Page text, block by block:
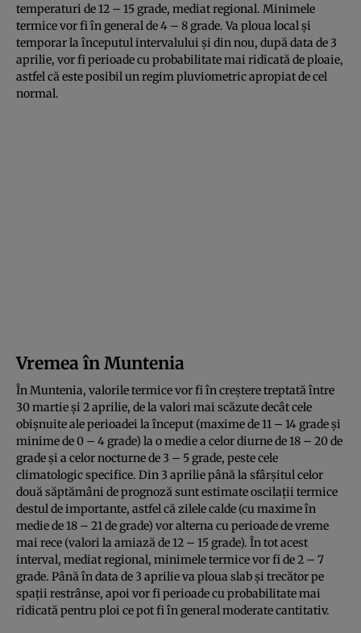
temperaturi de 12 – 15 grade, mediat regional. Minimele
termice vor fi în general de 4 – 8 grade. Va ploua local şi
temporar la începutul intervalului şi din nou, după data de 3
aprilie, vor fi perioade cu probabilitate mai ridicată de ploaie,
astfel că este posibil un regim pluviometric apropiat de cel
normal.
Vremea în Muntenia
În Muntenia, valorile termice vor fi în creştere treptată între
30 martie şi 2 aprilie, de la valori mai scăzute decât cele
obişnuite ale perioadei la început (maxime de 11 – 14 grade şi
minime de 0 – 4 grade) la o medie a celor diurne de 18 – 20 de
grade şi a celor nocturne de 3 – 5 grade, peste cele
climatologic specifice. Din 3 aprilie până la sfârşitul celor
două săptămâni de prognoză sunt estimate oscilaţii termice
destul de importante, astfel că zilele calde (cu maxime în
medie de 18 – 21 de grade) vor alterna cu perioade de vreme
mai rece (valori la amiază de 12 – 15 grade). În tot acest
interval, mediat regional, minimele termice vor fi de 2 – 7
grade. Până în data de 3 aprilie va ploua slab şi trecător pe
spaţii restrânse, apoi vor fi perioade cu probabilitate mai
ridicată pentru ploi ce pot fi în general moderate cantitativ.